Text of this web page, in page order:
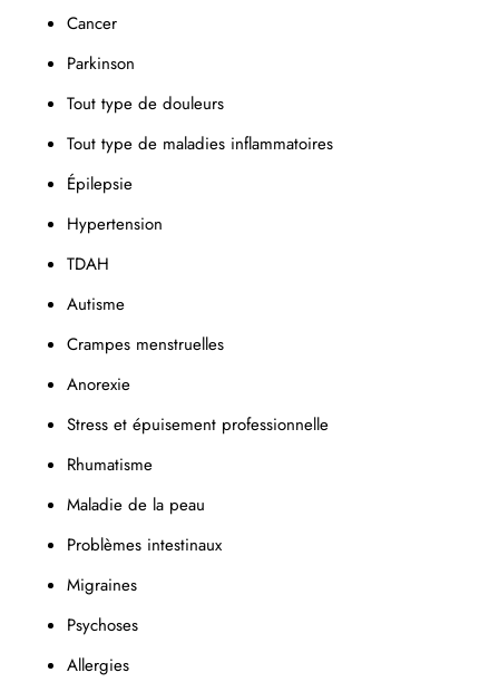
Cancer
Parkinson
Tout type de douleurs
Tout type de maladies inflammatoires
Épilepsie
Hypertension
TDAH
Autisme
Crampes menstruelles
Anorexie
Stress et épuisement professionnelle
Rhumatisme
Maladie de la peau
Problèmes intestinaux
Migraines
Psychoses
Allergies